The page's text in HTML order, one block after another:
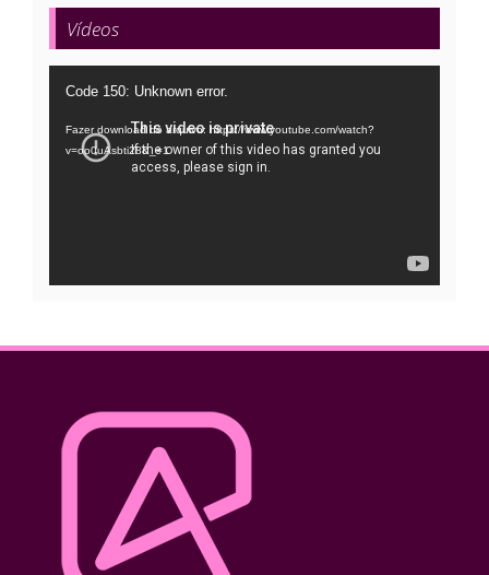
Vídeos
Tocador
vídeo
Code 150: Unknown error.
Fazer download do arquivo: https://www.youtube.com/watch?
v=oo0uAsbti28&_=1